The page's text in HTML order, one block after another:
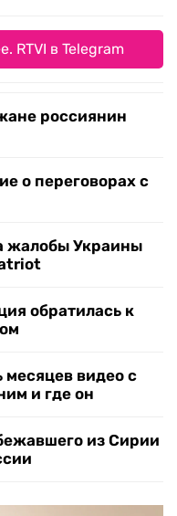
RTVI в Telegram
россиянин
о переговорах с
жалобы Украины
обратилась к
месяцев видео с
и где он
из Сирии